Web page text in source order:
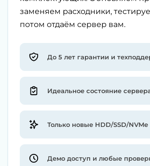
заменяем расходники,
потом отдаём сервер вам.
До 5 лет гарантии и
Идеальное состояние
Только новые HDD/SSD/NVMe
Демо доступ и любые